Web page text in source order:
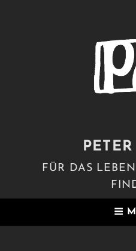
FÜR DAS